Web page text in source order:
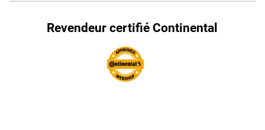
Revendeur certifié Continental